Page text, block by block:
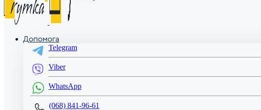
Допомога
Telegram
Viber
WhatsApp
(068) 841-96-61